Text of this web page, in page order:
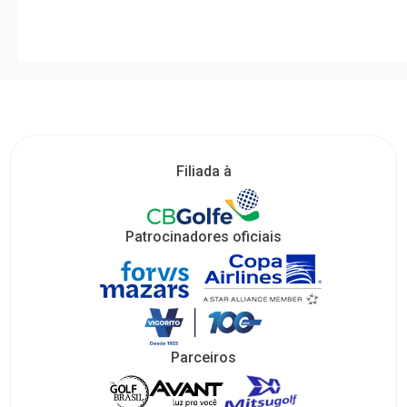
Filiada à
Patrocinadores oficiais
Parceiros